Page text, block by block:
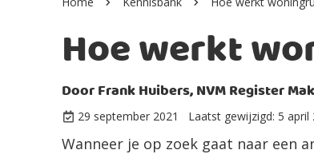
Hoe werkt
DoorFrank Huibers, NVM Register
29 september 2021 Laatst gewijzigd: 5 april
Wanneer je op zoek gaat naar een